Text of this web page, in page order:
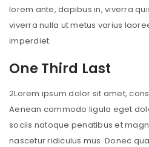
lorem ante, dapibus in, viverra
viverra nulla ut metus varius
imperdiet.
One Third Last
2Lorem ipsum dolor sit amet,
Aenean commodo ligula eget
sociis natoque penatibus et
nascetur ridiculus mus. Donec